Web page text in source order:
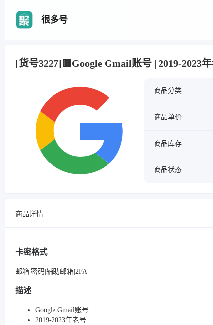
很多号
[货号3227]🟥Google Gmail账号 | 2019-2023
商品分类
商品单价
商品库存
商品状态
商品详情
卡密格式
邮箱|密码|辅助邮箱|2FA
描述
Google Gmail账号
2019-2023年老号